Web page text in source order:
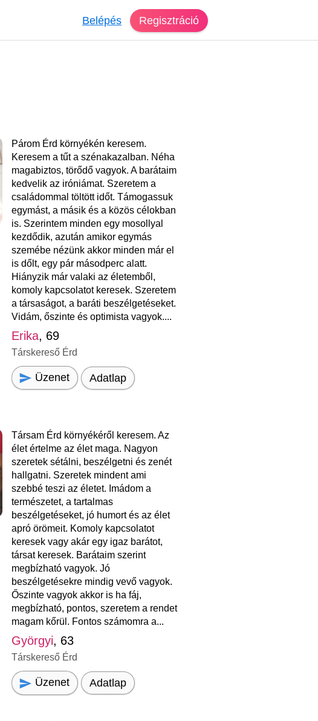
Belépés Regisztráció
Párom Érd környékén keresem.
Keresem a tűt a szénakazalban. Néha
magabiztos, törődő vagyok. A barátaim
kedvelik az iróniámat. Szeretem a
családommal töltött időt. Támogassuk
egymást, a másik és a közös célokban
is. Szerintem minden egy mosollyal
kezdődik, azután amikor egymás
szemébe nézünk akkor minden már el
is dőlt, egy pár másodperc alatt.
Hiányzik már valaki az életemből,
komoly kapcsolatot keresek. Szeretem
a társaságot, a baráti beszélgetéseket.
Vidám, őszinte és optimista vagyok....
Erika, 69
Társkereső Érd
Üzenet Adatlap
Társam Érd környékéről keresem. Az
élet értelme az élet maga. Nagyon
szeretek sétálni, beszélgetni és zenét
hallgatni. Szeretek mindent ami
szebbé teszi az életet. Imádom a
természetet, a tartalmas
beszélgetéseket, jó humort és az élet
apró örömeit. Komoly kapcsolatot
keresek vagy akár egy igaz barátot,
társat keresek. Barátaim szerint
megbízható vagyok. Jó
beszélgetésekre mindig vevő vagyok.
Őszinte vagyok akkor is ha fáj,
megbízható, pontos, szeretem a rendet
magam kőrül. Fontos számomra a...
Györgyi, 63
Társkereső Érd
Üzenet Adatlap